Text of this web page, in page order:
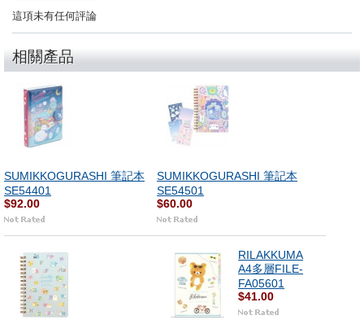
這項未有任何評論
相關產品
SUMIKKOGURASHI 筆記本
SE54401
$92.00
SUMIKKOGURASHI 筆記本
SE54501
$60.00
RILAKKUMA
A4多層FILE-
FA05601
$41.00